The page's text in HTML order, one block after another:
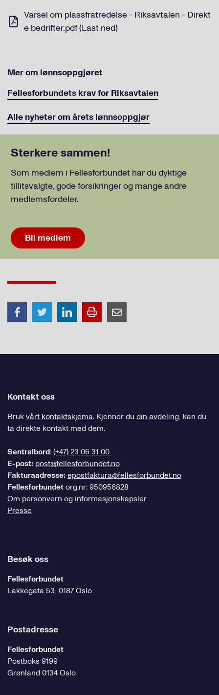
Varsel om plassfratredelse - Riksavtalen - Direkt
e bedrifter.pdf (Last ned)
Mer om lønnsoppgjøret
Fellesforbundets krav for Riksavtalen
Alle nyheter om årets lønnsoppgjør
Sterkere sammen!
Som medlem i Fellesforbundet har du dyktige
tillitsvalgte, gode forsikringer og mange andre
medlemsfordeler.
Bli medlem
Kontakt oss
Brukvårt kontaktskjema. Kjenner du din avdeling, kan du
ta direkte kontakt med dem.
Sentralbord:(+47) 23 06 31 00
E-post: post@fellesforbundet.no
Fakturaadresse:epostfaktura@fellesforbundet.no
Fellesforbundetorg.nr: 950956828
Om personvern og informasjonskapsler
Presse
Besøk oss
Fellesforbundet
Lakkegata 53, 0187 Oslo
Postadresse
Fellesforbundet
Postboks 9199
Grønland 0134 Oslo